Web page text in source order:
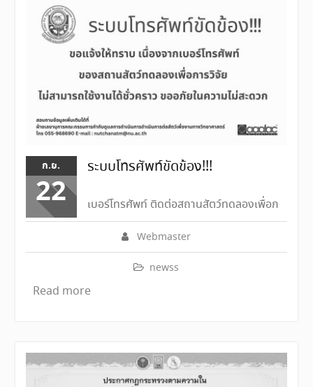
ก.ย.
22
ระบบโทรศัพท์ขัดข้อง!!!
Webmaster
newss
เบอร์โทรศัพท์ ติดต่อสถานสัตว์ทดลองเพื่อก
Read more